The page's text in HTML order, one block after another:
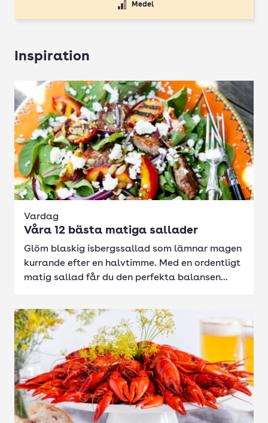
Medel
Inspiration
Vardag
Våra 12 bästa matiga sallader
Glöm blaskig isbergssallad som lämnar magen
kurrande efter en halvtimme. Med en ordentligt
matig sallad får du den perfekta balansen...